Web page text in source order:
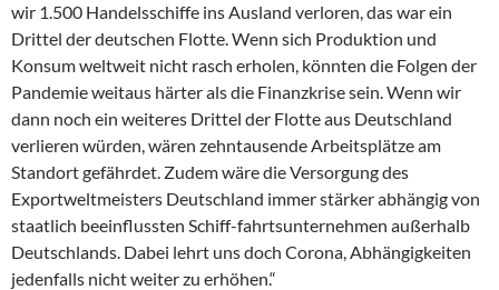
wir 1.500 Handelsschiffe ins Ausland verloren, das war ein
Drittel der deutschen Flotte. Wenn sich Produktion und
Konsum weltweit nicht rasch erholen, könnten die Folgen der
Pandemie weitaus härter als die Finanzkrise sein. Wenn wir
dann noch ein weiteres Drittel der Flotte aus Deutschland
verlieren würden, wären zehntausende Arbeitsplätze am
Standort gefährdet. Zudem wäre die Versorgung des
Exportweltmeisters Deutschland immer stärker abhängig von
staatlich beeinflussten Schiff-fahrtsunternehmen außerhalb
Deutschlands. Dabei lehrt uns doch Corona, Abhängigkeiten
jedenfalls nicht weiter zu erhöhen.“